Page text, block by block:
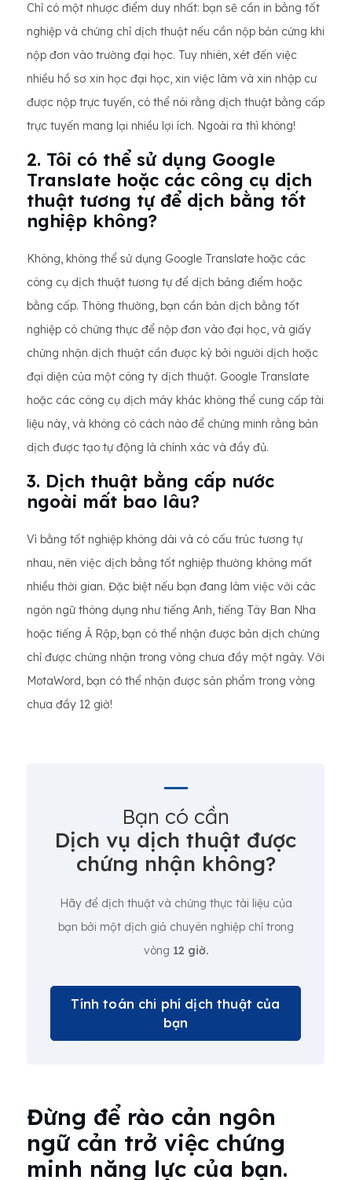
Chỉ có một nhược điểm duy nhất: bạn sẽ cần in bằng tốt
nghiệp và chứng chỉ dịch thuật nếu cần nộp bản cứng khi
nộp đơn vào trường đại học. Tuy nhiên, xét đến việc
nhiều hồ sơ xin học đại học, xin việc làm và xin nhập cư
được nộp trực tuyến, có thể nói rằng dịch thuật bằng cấp
trực tuyến mang lại nhiều lợi ích. Ngoài ra thì không!
2. Tôi có thể sử dụng Google
Translate hoặc các công cụ dịch
thuật tương tự để dịch bằng tốt
nghiệp không?
Không, không thể sử dụng Google Translate hoặc các
công cụ dịch thuật tương tự để dịch bảng điểm hoặc
bằng cấp. Thông thường, bạn cần bản dịch bằng tốt
nghiệp có chứng thực để nộp đơn vào đại học, và giấy
chứng nhận dịch thuật cần được ký bởi người dịch hoặc
đại diện của một công ty dịch thuật. Google Translate
hoặc các công cụ dịch máy khác không thể cung cấp tài
liệu này, và không có cách nào để chứng minh rằng bản
dịch được tạo tự động là chính xác và đầy đủ.
3. Dịch thuật bằng cấp nước
ngoài mất bao lâu?
Vì bằng tốt nghiệp không dài và có cấu trúc tương tự
nhau, nên việc dịch bằng tốt nghiệp thường không mất
nhiều thời gian. Đặc biệt nếu bạn đang làm việc với các
ngôn ngữ thông dụng như tiếng Anh, tiếng Tây Ban Nha
hoặc tiếng Ả Rập, bạn có thể nhận được bản dịch chứng
chỉ được chứng nhận trong vòng chưa đầy một ngày. Với
MotaWord, bạn có thể nhận được sản phẩm trong vòng
chưa đầy 12 giờ!
Bạn có cần
Dịch vụ dịch thuật được
chứng nhận không?
Hãy để dịch thuật và chứng thực tài liệu của
bạn bởi một dịch giả chuyên nghiệp chỉ trong
vòng 12 giờ.
Tính toán chi phí dịch thuật của
bạn
Đừng để rào cản ngôn
ngữ cản trở việc chứng
minh năng lực của bạn.